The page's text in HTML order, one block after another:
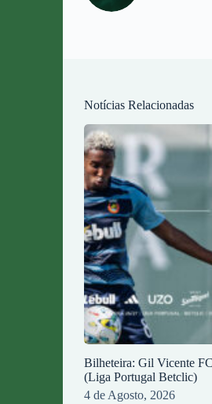
Notícias Relacionadas
Bilheteira: Gil Vicente
(Liga Portugal Betclic)
4 de Agosto, 2026